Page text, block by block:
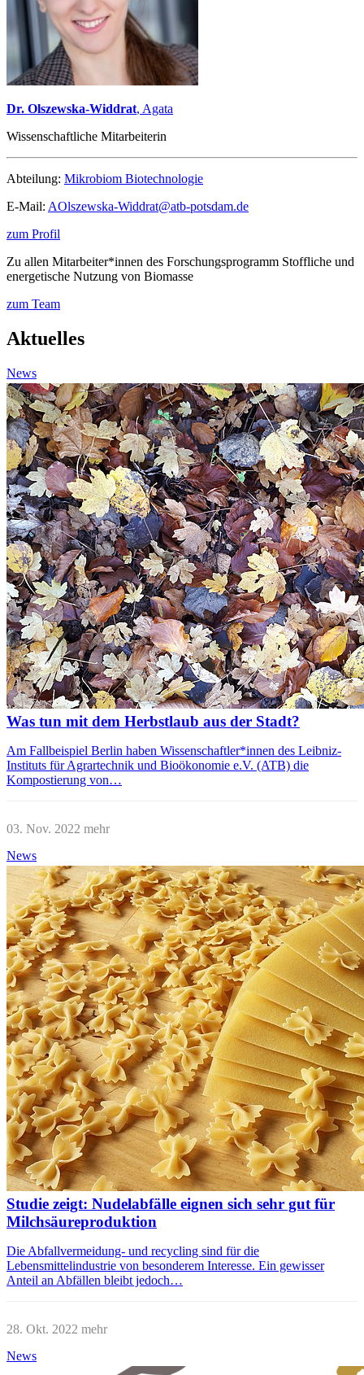
Dr. Olszewska-Widdrat, Agata
Wissenschaftliche Mitarbeiterin
Abteilung: Mikrobiom Biotechnologie
E-Mail: AOlszewska-Widdrat@atb-potsdam.de
zum Profil
Zu allen Mitarbeiter*innen des Forschungsprogramm Stoffliche und
energetische Nutzung von Biomasse
zum Team
Aktuelles
News
Was tun mit dem Herbstlaub aus der Stadt?
Am Fallbeispiel Berlin haben Wissenschaftler*innen des Leibniz-
Instituts für Agrartechnik und Bioökonomie e.V. (ATB) die
Kompostierung von…
03. Nov. 2022 mehr
News
Studie zeigt: Nudelabfälle eignen sich sehr gut für
Milchsäureproduktion
Die Abfallvermeidung- und recycling sind für die
Lebensmittelindustrie von besonderem Interesse. Ein gewisser
Anteil an Abfällen bleibt jedoch…
28. Okt. 2022 mehr
News